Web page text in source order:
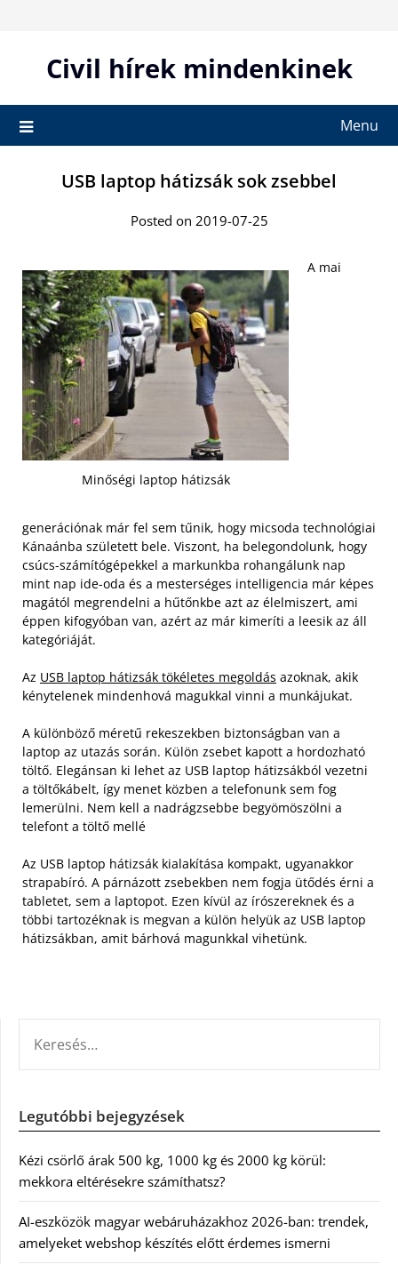
contentCivil hírek mindenkinek
Menu
USB laptop hátizsák sok zsebbel
Posted on 2019-07-25
Minőségi laptop hátizsák
A mai
generációnak már fel sem tűnik, hogy micsoda technológiai
Kánaánba született bele. Viszont, ha belegondolunk, hogy
csúcs-számítógépekkel a markunkba rohangálunk nap
mint nap ide-oda és a mesterséges intelligencia már képes
magától megrendelni a hűtőnkbe azt az élelmiszert, ami
éppen kifogyóban van, azért az már kimeríti a leesik az áll
kategóriáját.
Az USB laptop hátizsák tökéletes megoldás azoknak, akik
kénytelenek mindenhová magukkal vinni a munkájukat.
A különböző méretű rekeszekben biztonságban van a
laptop az utazás során. Külön zsebet kapott a hordozható
töltő. Elegánsan ki lehet az USB laptop hátizsákból vezetni
a töltőkábelt, így menet közben a telefonunk sem fog
lemerülni. Nem kell a nadrágzsebbe begyömöszölni a
telefont a töltő mellé
Az USB laptop hátizsák kialakítása kompakt, ugyanakkor
strapabíró. A párnázott zsebekben nem fogja ütődés érni a
tabletet, sem a laptopot. Ezen kívül az írószereknek és a
többi tartozéknak is megvan a külön helyük az USB laptop
hátizsákban, amit bárhová magunkkal vihetünk.
Legutóbbi bejegyzések
Kézi csörlő árak 500 kg, 1000 kg és 2000 kg körül:
mekkora eltérésekre számíthatsz?
AI-eszközök magyar webáruházakhoz 2026-ban: trendek,
amelyeket webshop készítés előtt érdemes ismerni